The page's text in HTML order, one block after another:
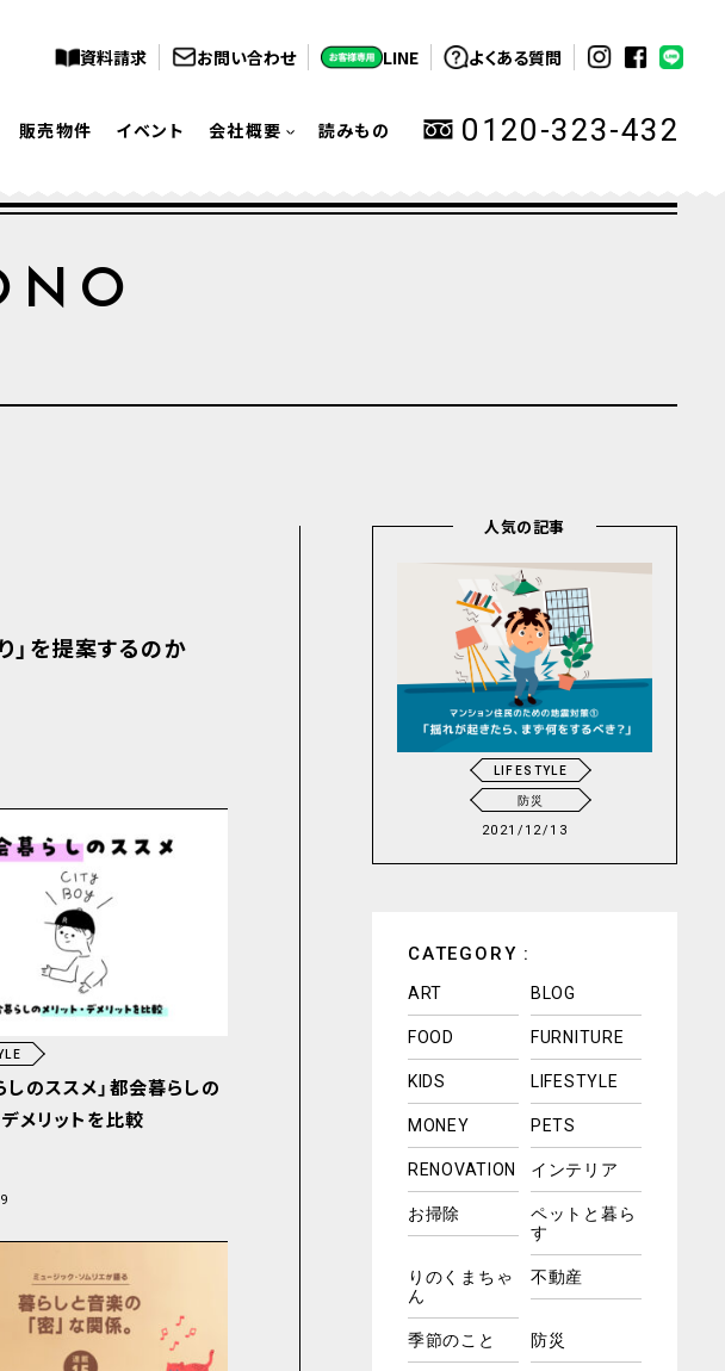
資料請求 お問い合わせ LINE よくある質問
販売物件 イベント 会社概要 読みもの 0120-323-432
」を提案するのか
しのススメ」都会暮らしの
デメリットを比較
人気の記事
LIFESTYLE
防災
2021/12/13
CATEGORY :
ART BLOG
FOOD FURNITURE
KIDS LIFESTYLE
MONEY PETS
RENOVATION インテリア
お掃除
ペットと暮ら
す
りのくまちゃ
ん
不動産
季節のこと 防災